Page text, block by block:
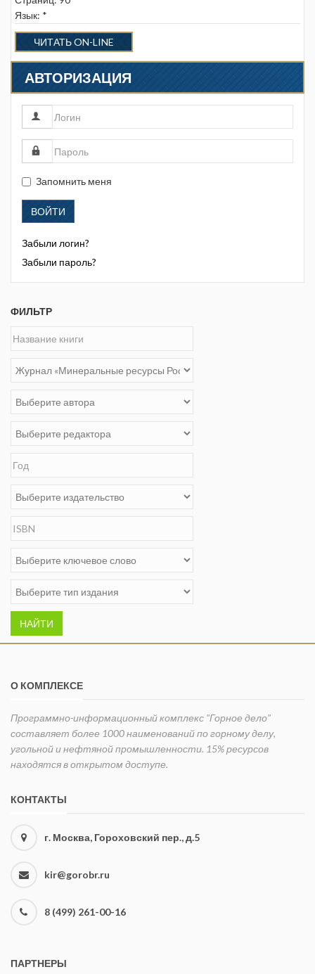
Язык: *
ЧИТАТЬ ON-LINE
АВТОРИЗАЦИЯ
Запомнить меня
ВОЙТИ
Забыли логин?
Забыли пароль?
ФИЛЬТР
НАЙТИ
О КОМПЛЕКСЕ
Программно-информационный комплекс "Горное дело"
составляет более 1000 наименований по горному делу,
угольной и нефтяной промышленности. 15% ресурсов
находятся в открытом доступе.
КОНТАКТЫ
г. Москва, Гороховский пер., д.5
kir@gorobr.ru
8 (499) 261-00-16
ПАРТНЕРЫ